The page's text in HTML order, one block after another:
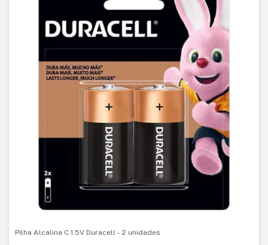
Pilha Alcalina C 1.5V Duracell - 2 unidades